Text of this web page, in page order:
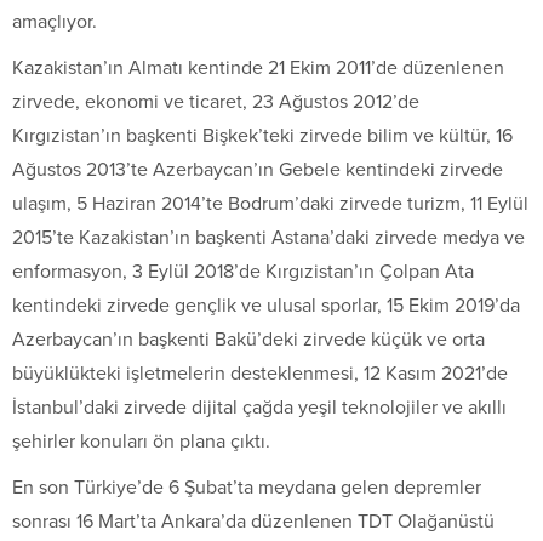
amaçlıyor.
Kazakistan’ın Almatı kentinde 21 Ekim 2011’de düzenlenen
zirvede, ekonomi ve ticaret, 23 Ağustos 2012’de
Kırgızistan’ın başkenti Bişkek’teki zirvede bilim ve kültür, 16
Ağustos 2013’te Azerbaycan’ın Gebele kentindeki zirvede
ulaşım, 5 Haziran 2014’te Bodrum’daki zirvede turizm, 11 Eylül
2015’te Kazakistan’ın başkenti Astana’daki zirvede medya ve
enformasyon, 3 Eylül 2018’de Kırgızistan’ın Çolpan Ata
kentindeki zirvede gençlik ve ulusal sporlar, 15 Ekim 2019’da
Azerbaycan’ın başkenti Bakü’deki zirvede küçük ve orta
büyüklükteki işletmelerin desteklenmesi, 12 Kasım 2021’de
İstanbul’daki zirvede dijital çağda yeşil teknolojiler ve akıllı
şehirler konuları ön plana çıktı.
En son Türkiye’de 6 Şubat’ta meydana gelen depremler
sonrası 16 Mart’ta Ankara’da düzenlenen TDT Olağanüstü